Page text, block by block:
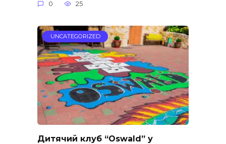
0 25
UNCATEGORIZED
Дитячий клуб “Oswald” у